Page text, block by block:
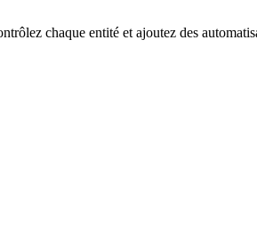
chaque entité et ajoutez des